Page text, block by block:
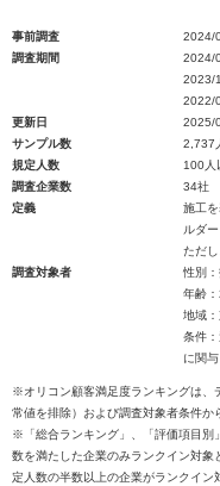
事前調査
2024/
調査期間
2024/
2023/
2022/
更新日
2025/
サンプル数
2,737
規定人数
100人
調査企業数
34社
定義
施工
ルダー
ただ
調査対象者
性別：
年齢
地域
条件
に関与
※オリコン顧客満足度ランキングは、
常値を排除）および調査対象者条件か
※「総合ランキング」、「評価項目別
数を満たした企業のみランクイン対
定人数の半数以上の企業がランクイン